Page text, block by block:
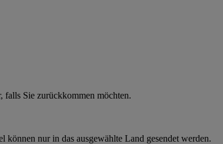
falls Sie zurückkommen möchten.
nur in das ausgewählte Land gesendet werden.